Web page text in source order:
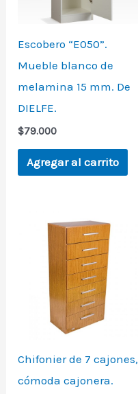
Escobero “E050”.
Mueble blanco de
melamina 15 mm. De
DIELFE.
$79.000
Agregar al carrito
Chifonier de 7 cajones,
cómoda cajonera.